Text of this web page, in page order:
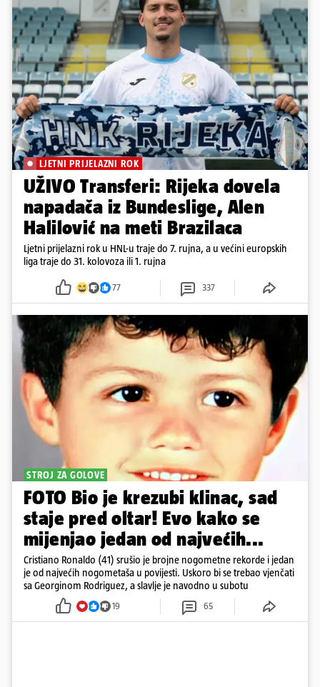
LJETNI PRIJELAZNI ROK
UŽIVO Transferi: Rijeka dovela
napadača iz Bundeslige, Alen
Halilović na meti Brazilaca
Ljetni prijelazni rok u HNL-u traje do 7. rujna, a u većini europskih
liga traje do 31. kolovoza ili 1. rujna
77 337
STROJ ZA GOLOVE
FOTO Bio je krezubi klinac, sad
staje pred oltar! Evo kako se
mijenjao jedan od najvećih...
Cristiano Ronaldo (41) srušio je brojne nogometne rekorde i jedan
je od najvećih nogometaša u povijesti. Uskoro bi se trebao vjenčati
sa Georginom Rodriguez, a slavlje je navodno u subotu
19 65